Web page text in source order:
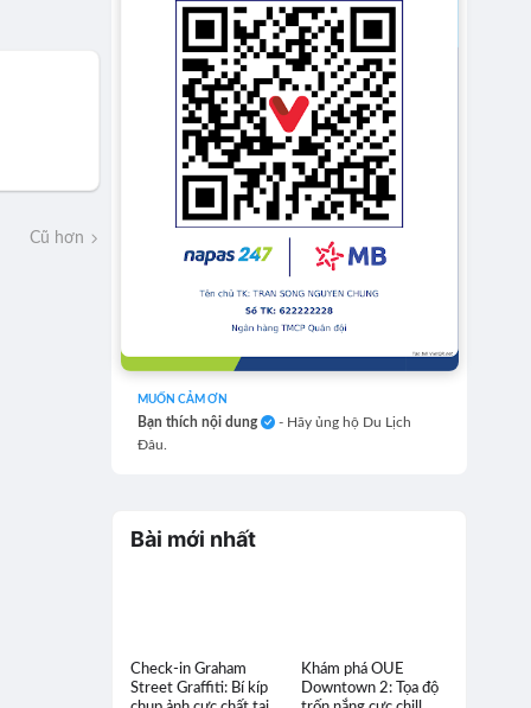
Cũ hơn
MUỐN CẢM ƠN
Bạn thích nội dung
- Hãy ủng hộ Du Lịch
Đâu.
Bài mới nhất
Check-in Graham
Street Graffiti: Bí kíp
Khám phá OUE
Downtown 2: Tọa độ